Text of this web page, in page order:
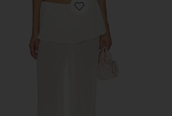
Favorite БРЮКИ LAGUNA